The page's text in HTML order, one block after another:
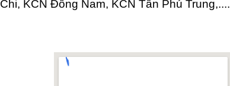
Chi, KCN Đông Nam, KCN Tân Phú Trung,....